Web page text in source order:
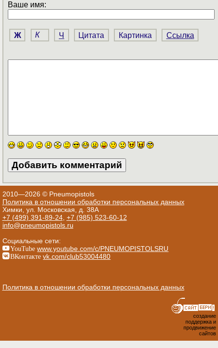
Ваше имя:
Ж К Ч Цитата Картинка Ссылка
2010—2026 © Pneumopistols
Политика в отношении обработки персональных данных
Химки, ул. Московская, д. 38А
+7 (499) 391-89-24, +7 (985) 523-60-12
info@pneumopistols.ru
Социальные сети:
YouTube www.youtube.com/c/PNEUMOPISTOLSRU
ВКонтакте vk.com/club53004480
Политика в отношении обработки персональных данных
создание
поддержка и
продвижение
сайтов